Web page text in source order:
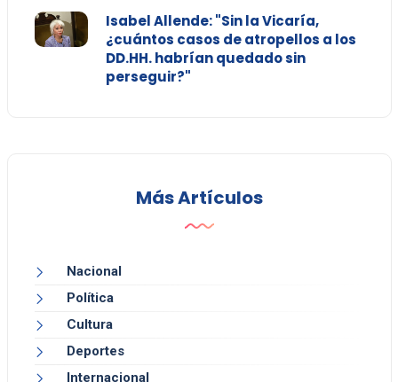
Isabel Allende: "Sin la Vicaría,
¿cuántos casos de atropellos a los
DD.HH. habrían quedado sin
perseguir?"
Más Artículos
Nacional
Política
Cultura
Deportes
Internacional